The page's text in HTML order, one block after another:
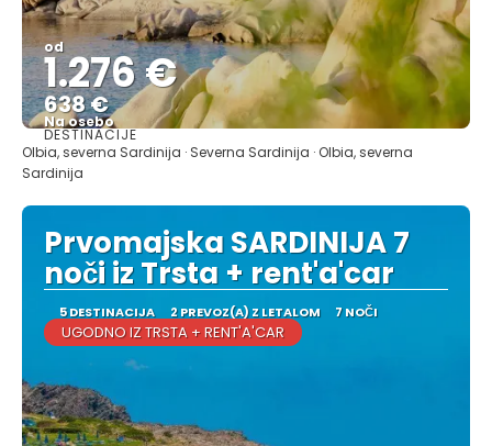
od
1.276 €
638 €
Na osebo
Glej .
DESTINACIJE
Olbia, severna Sardinija · Severna Sardinija · Olbia, severna
Sardinija
Prvomajska SARDINIJA 7
noči iz Trsta + rent'a'car
5 DESTINACIJA 2 PREVOZ(A) Z LETALOM 7 NOČI
UGODNO IZ TRSTA + RENT'A'CAR